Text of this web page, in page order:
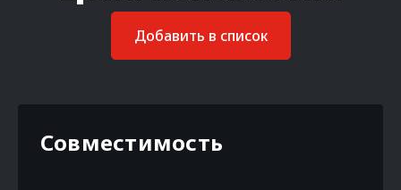
Добавить в список
Совместимость